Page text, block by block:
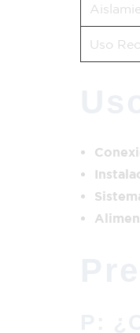
Uso